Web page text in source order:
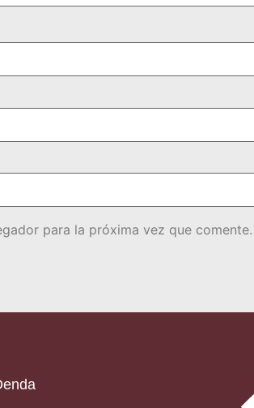
para la próxima vez que comente.